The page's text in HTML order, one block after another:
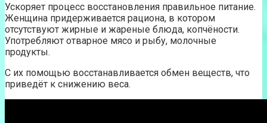
Ускоряет процесс восстановления правильное питание.
Женщина придерживается рациона, в котором
отсутствуют жирные и жареные блюда, копчёности.
Употребляют отварное мясо и рыбу, молочные
продукты.
С их помощью восстанавливается обмен веществ, что
приведёт к снижению веса.